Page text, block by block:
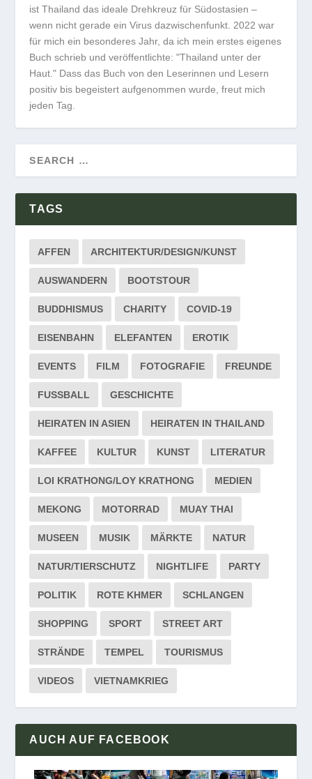
ist Thailand das ideale Drehkreuz für Südostasien –
wenn nicht gerade ein Virus dazwischenfunkt. 2022 war
für mich ein besonderes Jahr, da ich mein erstes eigenes
Buch schrieb und veröffentlichte: "Thailand unter der
Haut." Dass das Buch von den Leserinnen und Lesern
positiv bis begeistert aufgenommen wurde, freut mich
jeden Tag.
TAGS
AFFEN ARCHITEKTUR/DESIGN/KUNST
AUSWANDERN BOOTSTOUR
BUDDHISMUS CHARITY COVID-19
EISENBAHN ELEFANTEN EROTIK
EVENTS FILM FOTOGRAFIE FREUNDE
FUSSBALL GESCHICHTE
HEIRATEN IN ASIEN HEIRATEN IN THAILAND
KAFFEE KULTUR KUNST LITERATUR
LOI KRATHONG/LOY KRATHONG MEDIEN
MEKONG MOTORRAD MUAY THAI
MUSEEN MUSIK MÄRKTE NATUR
NATUR/TIERSCHUTZ NIGHTLIFE PARTY
POLITIK ROTE KHMER SCHLANGEN
SHOPPING SPORT STREET ART
STRÄNDE TEMPEL TOURISMUS
VIDEOS VIETNAMKRIEG
AUCH AUF FACEBOOK